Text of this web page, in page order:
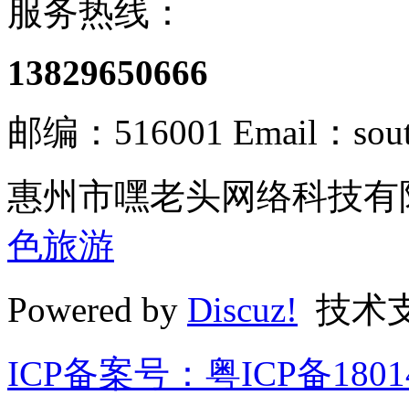
服务热线：
13829650666
邮编：516001 Email：
惠州市嘿老头网络科技
色旅游
Powered by Discuz! 技术
ICP备案号：粤ICP备